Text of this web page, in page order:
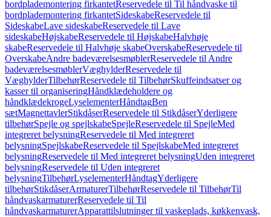
bordplademontering firkantetReservedele til Til håndvaske til
bordplademontering firkantetSideskabeReservedele til
SideskabeLave sideskabeReservedele til Lave
sideskabeHøjskabeReservedele til HøjskabeHalvhøje
skabeReservedele til Halvhøje skabeOverskabeReservedele til
OverskabeAndre badeværelsesmøblerReservedele til Andre
badeværelsesmøblerVæghylderReservedele til
VæghylderTilbehørReservedele til TilbehørSkuffeindsatser og
kasser til organiseringHåndklædeholdere og
håndklædekrogeLyselementerHåndtagBen
sætMagnettavlerStikdåserReservedele til StikdåserYderligere
tilbehørSpejle og spejlskabeSpejleReservedele til SpejleMed
integreret belysningReservedele til Med integreret
belysningSpejlskabeReservedele til SpejlskabeMed integreret
belysningReservedele til Med integreret belysningUden integreret
belysningReservedele til Uden integreret
belysningTilbehørLyselementerHåndtagYderligere
tilbehørStikdåserArmaturerTilbehørReservedele til TilbehørTil
håndvaskarmaturerReservedele til Til
håndvaskarmaturerApparattilslutninger til vaskeplads, køkkenvask,